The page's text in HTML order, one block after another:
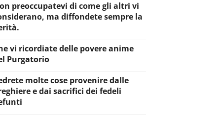
preoccupatevi di come gli altri vi
ma diffondete sempre la
vi ricordiate delle povere anime
Purgatorio
molte cose provenire dalle
e dai sacrifici dei fedeli